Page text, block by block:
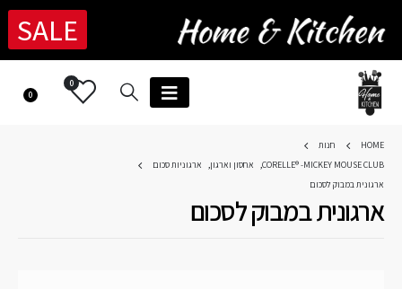
SALE
0
0
HOME
חנות
CORELLE® -MICKEY MOUSE CLUB
, אחסון וארגון,
ארגוניות סכום
ארגונית במבוק לסכום
ארגונית במבוק לסכום